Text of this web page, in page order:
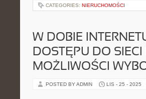
CATEGORIES: NIERUCHOMOŚCI
W DOBIE
DOSTĘPU DO
MOŻLIWOŚCI
POSTED BY ADMIN LIS - 25 - 2025